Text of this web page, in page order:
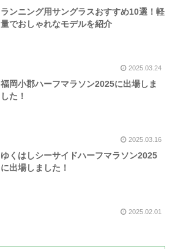
ランニング用サングラスおすすめ10選！軽
量でおしゃれなモデルを紹介
2025.03.24
福岡小郡ハーフマラソン2025に出場しま
した！
2025.03.16
ゆくはしシーサイドハーフマラソン2025
に出場しました！
2025.02.01